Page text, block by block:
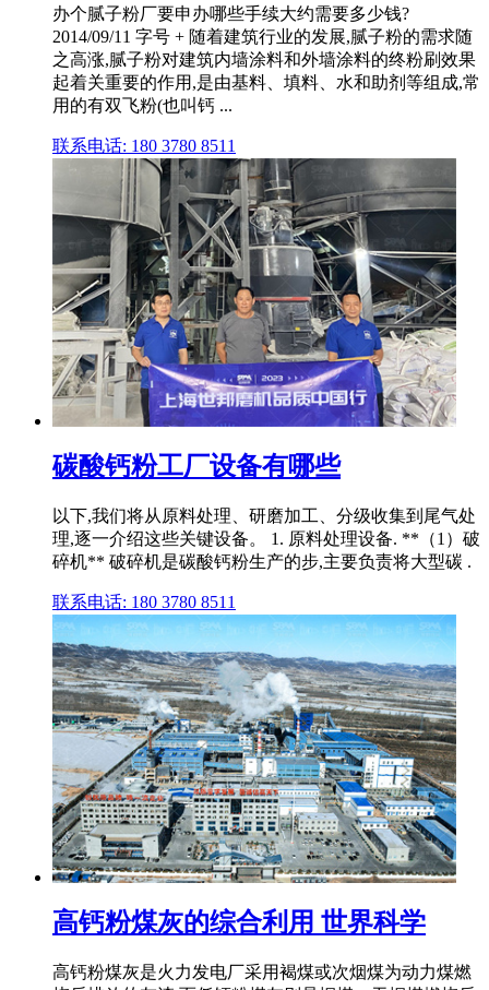
办个腻子粉厂要申办哪些手续大约需要多少钱?
2014/09/11 字号 + 随着建筑行业的发展,腻子粉的需求随
之高涨,腻子粉对建筑内墙涂料和外墙涂料的终粉刷效果
起着关重要的作用,是由基料、填料、水和助剂等组成,常
用的有双飞粉(也叫钙 ...
联系电话: 180 3780 8511
碳酸钙粉工厂设备有哪些
以下,我们将从原料处理、研磨加工、分级收集到尾气处
理,逐一介绍这些关键设备。 1. 原料处理设备. **（1）破
碎机** 破碎机是碳酸钙粉生产的步,主要负责将大型碳 .
联系电话: 180 3780 8511
高钙粉煤灰的综合利用 世界科学
高钙粉煤灰是火力发电厂采用褐煤或次烟煤为动力煤燃